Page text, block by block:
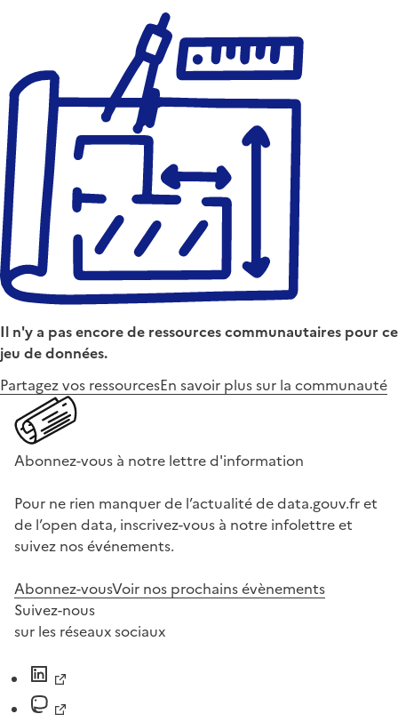
Il n'y a pas encore de ressources communautaires pour ce
jeu de données.
Partagez vos ressourcesEn savoir plus sur la communauté
Abonnez-vous à notre lettre d'information
Pour ne rien manquer de l’actualité de data.gouv.fr et
de l’open data, inscrivez-vous à notre infolettre et
suivez nos événements.
Abonnez-vousVoir nos prochains évènements
Suivez-nous
sur les réseaux sociaux